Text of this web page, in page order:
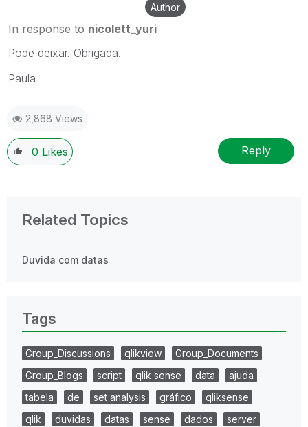
Author
In response to nicolett_yuri
Pode deixar. Obrigada.
Paula
2,868 Views
0 Likes Reply
Related Topics
Duvida com datas
Tags
Group_Discussions qlikview
Group_Documents
Group_Blogs
script qlik sense data
ajuda
tabela
de set analysis gráfico
qliksense
qlik
duvidas datas sense dados
server